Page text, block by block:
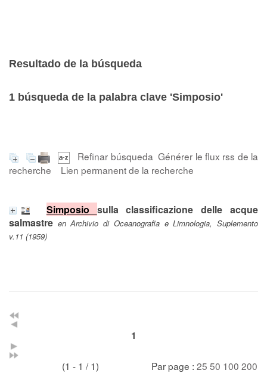
Resultado de la búsqueda
1 búsqueda de la palabra clave 'Simposio'
Refinar búsqueda Générer le flux rss de la
recherche
Lien permanent de la recherche
Simposio sulla classificazione delle acque
salmastre en Archivio di Oceanografia e Limnologia, Suplemento
v.11 (1959)
1
(1 - 1 / 1) Par page : 25 50 100 200